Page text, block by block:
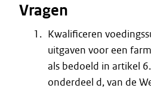
Vragen
Kwalificeren
uitgaven voor een
als bedoeld in artikel
onderdeel d, van de